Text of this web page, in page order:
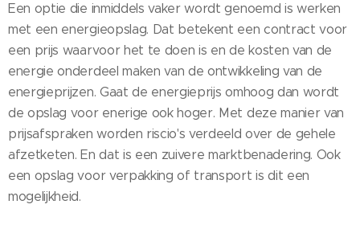
Een optie die inmiddels vaker wordt genoemd is werken
met een energieopslag. Dat betekent een contract voor
een prijs waarvoor het te doen is en de kosten van de
energie onderdeel maken van de ontwikkeling van de
energieprijzen. Gaat de energieprijs omhoog dan wordt
de opslag voor enerige ook hoger. Met deze manier van
prijsafspraken worden riscio's verdeeld over de gehele
afzetketen. En dat is een zuivere marktbenadering. Ook
een opslag voor verpakking of transport is dit een
mogelijkheid.